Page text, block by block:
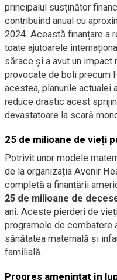
principalul susținător
contribuind anual cu
2024. Această finanțare a
toate ajutoarele
sărace și a avut un
provocate de boli precum
acestea, planurile actualei
reduce drastic acest
devastatoare la scară
25 de milioane de vieți
Potrivit unor modele
de la organizația Avenir
completă a finanțării
25 de milioane de
ani. Aceste pierderi de
programele de combatere
sănătatea maternală și
familială.
Progres amenințat în